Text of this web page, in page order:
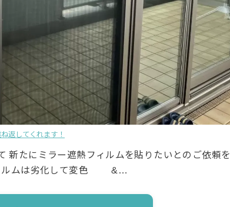
返してくれます！
新たにミラー遮熱フィルムを貼りたいとのご依頼を
ィルムは劣化して変色 &…